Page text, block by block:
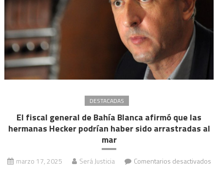
términos
de
imagen”
DESTACADAS
El fiscal general de Bahía Blanca afirmó que las
hermanas Hecker podrían haber sido arrastradas al
mar
marzo 17, 2025 Será Justicia
Comentarios desactivados